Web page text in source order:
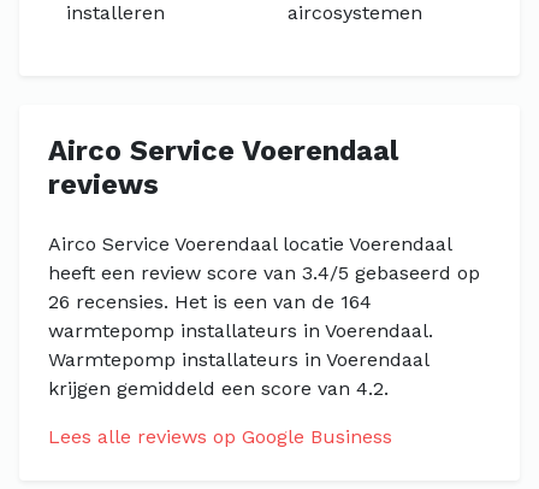
installeren
aircosystemen
Airco Service Voerendaal
reviews
Airco Service Voerendaal locatie Voerendaal
heeft een review score van 3.4/5 gebaseerd op
26 recensies. Het is een van de 164
warmtepomp installateurs in Voerendaal.
Warmtepomp installateurs in Voerendaal
krijgen gemiddeld een score van 4.2.
Lees alle reviews op Google Business